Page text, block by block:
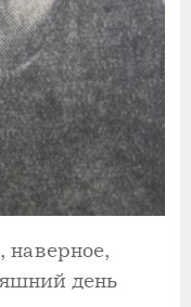
наверное,
день